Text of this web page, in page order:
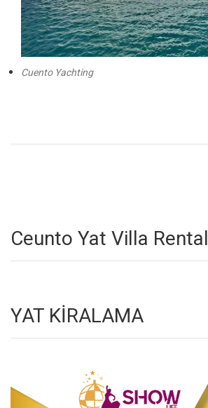
Cuento Yachting
Ceunto Yat Villa Rental
YAT KİRALAMA